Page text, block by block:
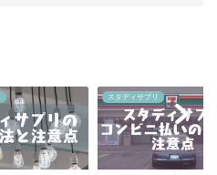
スタディサプリ